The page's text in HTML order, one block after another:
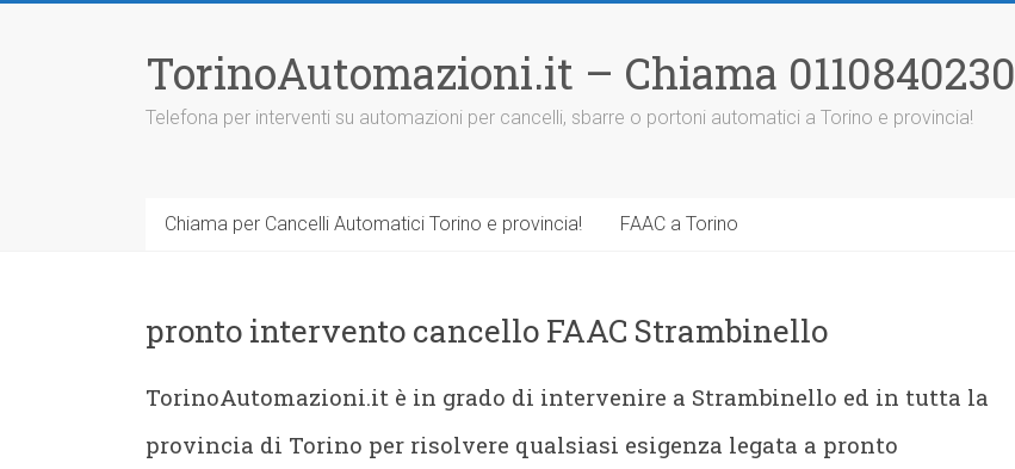
TorinoAutomazioni.it – Chiama 0110840230
Telefona per interventi su automazioni per cancelli, sbarre o portoni automatici a Torino e provincia!
Chiama per Cancelli Automatici Torino e provincia! FAAC a Torino
pronto intervento cancello FAAC Strambinello
TorinoAutomazioni.it è in grado di intervenire a Strambinello ed in tutta la
provincia di Torino per risolvere qualsiasi esigenza legata a pronto